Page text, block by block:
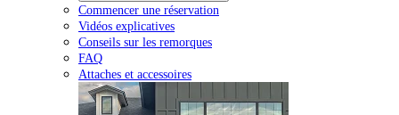
Commencer une réservation
Vidéos explicatives
Conseils sur les remorques
FAQ
Attaches et accessoires